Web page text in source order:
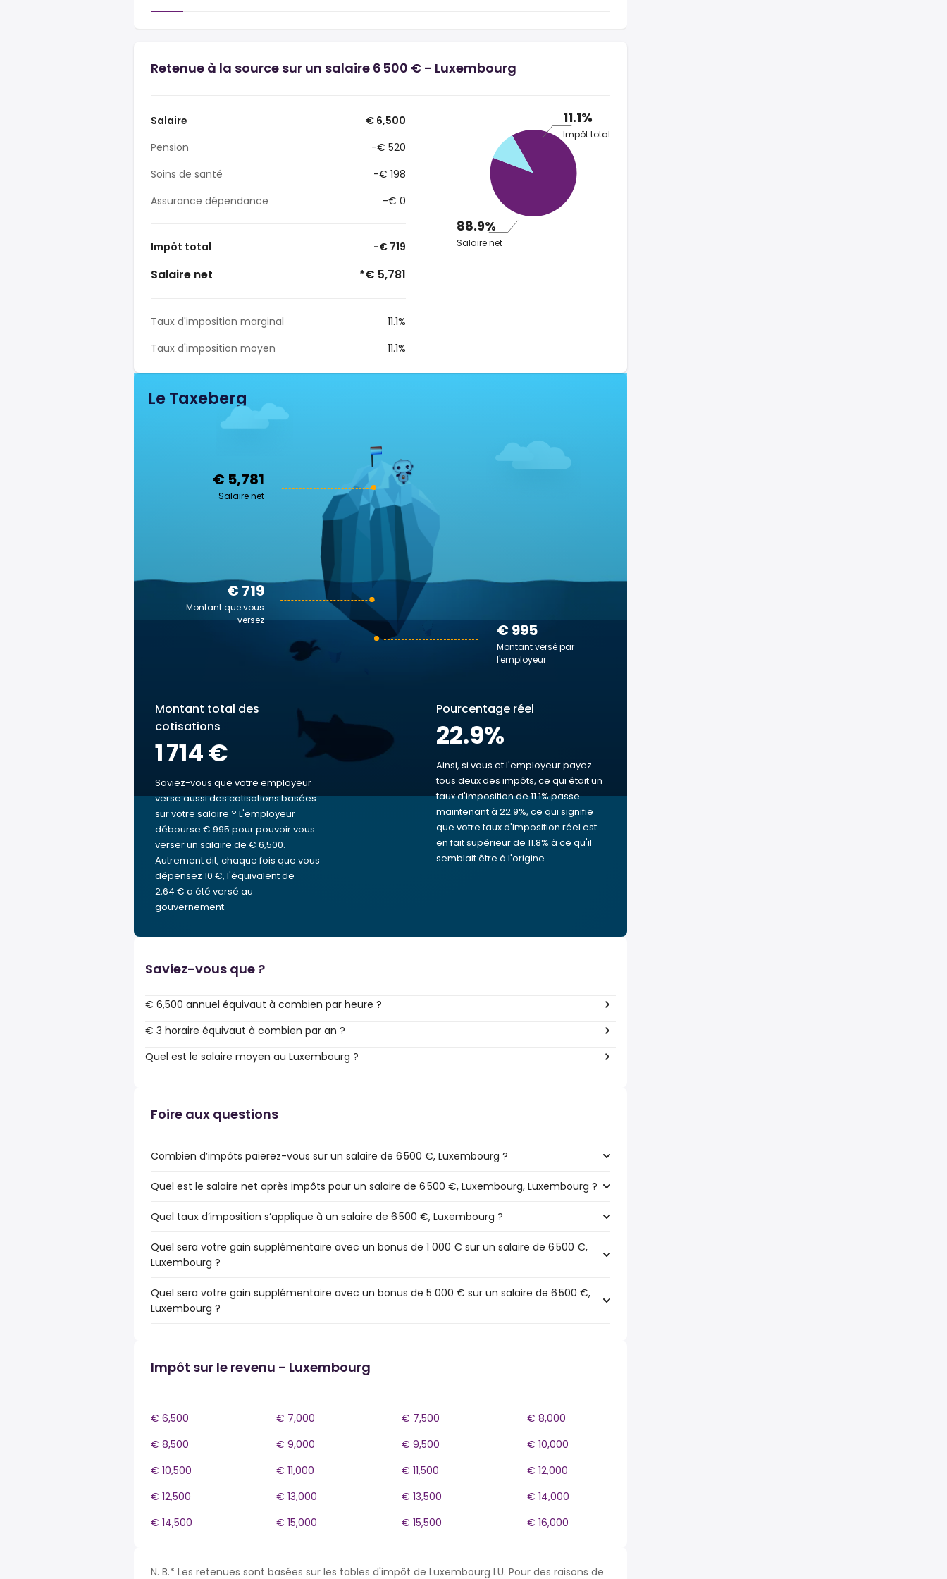
Retenue à la source sur un salaire 6 500 € - Luxembourg
Salaire
€ 6,500
Pension
-€ 520
Soins de santé
-€ 198
Assurance dépendance
-€ 0
Impôt total -€ 719
Salaire net *€ 5,781
Taux d'imposition marginal
11.1%
Taux d'imposition moyen
11.1%
11.1%
Impôt total
88.9%
Salaire net
Le Taxeberg
€ 5,781
Salaire net
€ 995
Montant versé par
l'employeur
€ 719
Montant que vous
versez
Montant total des
cotisations
1 714 €
Saviez-vous que votre employeur
verse aussi des cotisations basées
sur votre salaire ? L'employeur
débourse € 995 pour pouvoir vous
verser un salaire de € 6,500.
Autrement dit, chaque fois que vous
dépensez 10 €, l'équivalent de
2,64 € a été versé au
gouvernement.
Pourcentage réel
22.9%
Ainsi, si vous et l'employeur payez
tous deux des impôts, ce qui était un
taux d'imposition de 11.1% passe
maintenant à 22.9%, ce qui signifie
que votre taux d'imposition réel est
en fait supérieur de 11.8% à ce qu'il
semblait être à l'origine.
Saviez-vous que ?
€ 6,500 annuel équivaut à combien par heure ?
€ 3 horaire équivaut à combien par an ?
Quel est le salaire moyen au Luxembourg ?
Foire aux questions
Combien d’impôts paierez-vous sur un salaire de 6 500 €, Luxembourg ?
Quel est le salaire net après impôts pour un salaire de 6 500 €, Luxembourg, Luxembourg ?
Quel taux d’imposition s’applique à un salaire de 6 500 €, Luxembourg ?
Quel sera votre gain supplémentaire avec un bonus de 1 000 € sur un salaire de 6 500 €,
Luxembourg ?
Quel sera votre gain supplémentaire avec un bonus de 5 000 € sur un salaire de 6 500 €,
Luxembourg ?
Impôt sur le revenu - Luxembourg
€ 6,500 € 7,000 € 7,500
€ 8,000
€ 8,500
€ 9,000 € 9,500
€ 10,000
€ 10,500
€ 11,000 € 11,500
€ 12,000
€ 12,500
€ 13,000 € 13,500
€ 14,000
€ 14,500
€ 15,000 € 15,500 € 16,000
N. B.* Les retenues sont basées sur les tables d'impôt de Luxembourg LU. Pour des raisons de